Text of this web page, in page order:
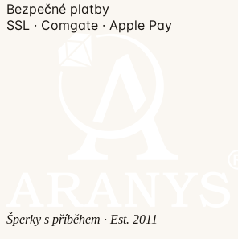
Bezpečné platby
SSL · Comgate · Apple Pay
Šperky s příběhem · Est. 2011